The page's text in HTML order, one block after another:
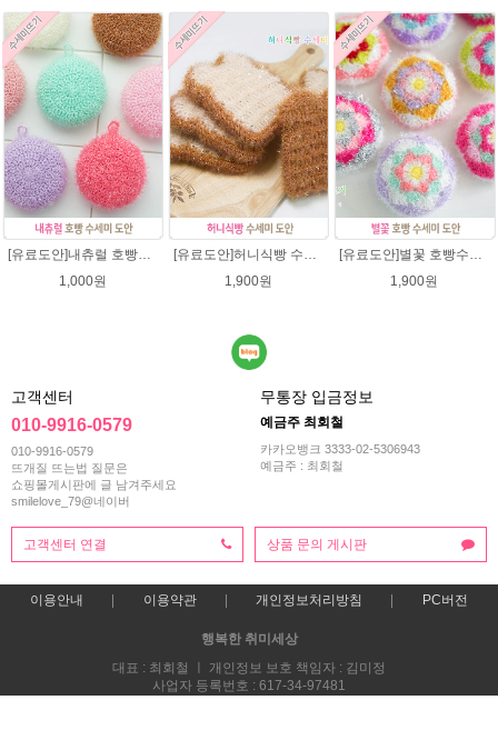
[유료도안]내츄럴 호빵수세미 코바늘뜨기 수세미뜨기 뜨개질 도안 반짝이실
1,000원
[유료도안]허니식빵 수세미뜨기 코바늘뜨기도안 /수세미뜨기/수세미실/반짝이수세미/반짝이실/수세미실 웰빙수세미 퐁퐁수세미 식빵 코바늘수세미
1,900원
[유료도안]별꽃 호빵수세미뜨기 도안(수세미실은 옵션에서 추가구매 가능)/수세미뜨기/수세미실/반짝이수세미/반짝이실/별수세미 호빵수세미 웰빙수세미 퐁퐁수세미 코바늘수세미
1,900원
고객센터
010-9916-0579
010-9916-0579
뜨개질 뜨는법 질문은
쇼핑몰게시판에 글 남겨주세요
smilelove_79@네이버
무통장 입금정보
예금주 최회철
카카오뱅크 3333-02-5306943
예금주 : 최회철
고객센터 연결 상품 문의 게시판
이용안내 이용약관 개인정보처리방침 PC버전
행복한 취미세상
대표 : 최회철 ㅣ 개인정보 보호 책임자 : 김미정
사업자 등록번호 : 617-34-97481